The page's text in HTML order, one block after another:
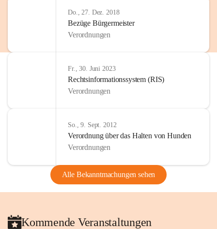
Do., 27. Dez. 2018
Bezüge Bürgermeister
Verordnungen
Fr., 30. Juni 2023
Rechtsinformationssystem (RIS)
Verordnungen
So., 9. Sept. 2012
Verordnung über das Halten von Hunden
Verordnungen
Alle Bekanntmachungen sehen
Kommende Veranstaltungen